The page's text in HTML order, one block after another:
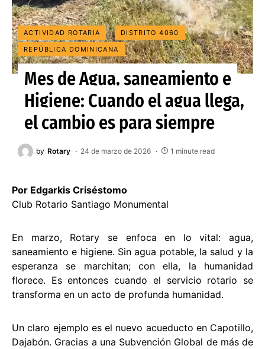
ACTIVIDAD ROTARIA
DISTRITO 4060
REPÚBLICA DOMINICANA
Mes de Agua, saneamiento e
Higiene: Cuando el agua llega,
el cambio es para siempre
by Rotary 24 de marzo de 2026 1 minute read
Por Edgarkis Criséstomo
Club Rotario Santiago Monumental
En marzo, Rotary se enfoca en lo vital: agua,
saneamiento e higiene. Sin agua potable, la salud y la
esperanza se marchitan; con ella, la humanidad
florece. Es entonces cuando el servicio rotario se
transforma en un acto de profunda humanidad.
Un claro ejemplo es el nuevo acueducto en Capotillo,
Dajabón. Gracias a una Subvención Global de más de